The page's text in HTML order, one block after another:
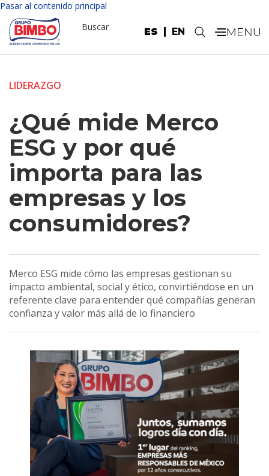
Pasar al contenido principal
ES EN
Buscar .
LIDERAZGO
¿Qué mide Merco
ESG y por qué
importa para las
empresas y los
consumidores?
Merco ESG mide cómo las empresas gestionan su
impacto ambiental, social y ético, convirtiéndose en un
referente clave para entender qué compañías generan
confianza y valor más allá de lo financiero